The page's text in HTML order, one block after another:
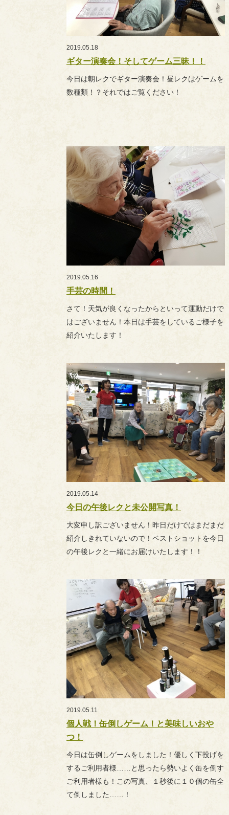
2019.05.18
ギター演奏会！そしてゲーム三昧！！
今日は朝レクでギター演奏会！昼レクはゲームを
数種類！？それではご覧ください！
2019.05.16
手芸の時間！
さて！天気が良くなったからといって運動だけで
はございません！本日は手芸をしているご様子を
紹介いたします！
2019.05.14
今日の午後レクと未公開写真！
大変申し訳ございません！昨日だけではまだまだ
紹介しきれていないので！ベストショットを今日
の午後レクと一緒にお届けいたします！！
2019.05.11
個人戦！缶倒しゲーム！と美味しいおや
つ！
今日は缶倒しゲームをしました！優しく下投げを
するご利用者様……と思ったら勢いよく缶を倒す
ご利用者様も！この写真、１秒後に１０個の缶全
て倒しました……！